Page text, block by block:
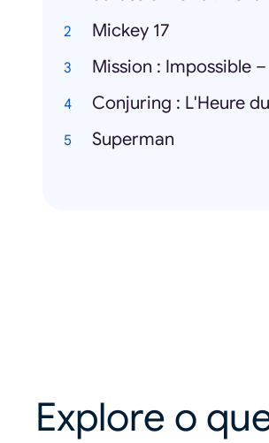
Mickey 17
Mission : Impossible
Conjuring : L'Heure
Superman
Explore o